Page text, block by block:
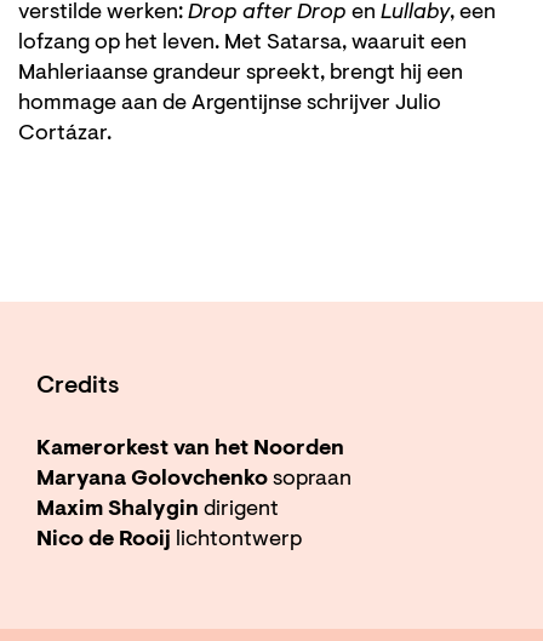
verstilde werken: Drop after Drop en Lullaby, een
lofzang op het leven. Met Satarsa, waaruit een
Mahleriaanse grandeur spreekt, brengt hij een
hommage aan de Argentijnse schrijver Julio
Cortázar.
Credits
Kamerorkest van het Noorden
Maryana Golovchenko sopraan
Maxim Shalygin dirigent
Nico de Rooij lichtontwerp